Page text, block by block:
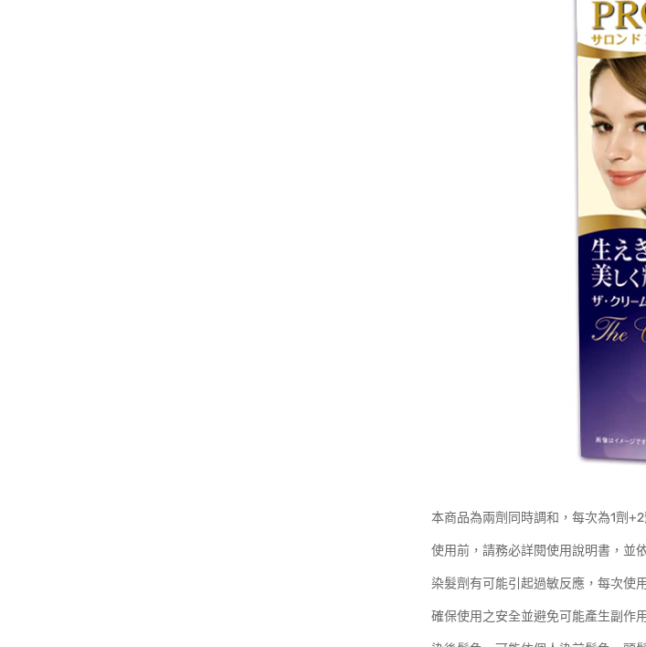
本商品為兩劑同時調和，每次為1劑+2
使用前，請務必詳閱使用說明書，並
染髮劑有可能引起過敏反應，每次使
確保使用之安全並避免可能產生副作